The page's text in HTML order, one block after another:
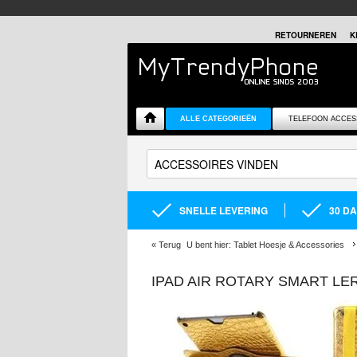
RETOURNEREN
ALLE CATEGORIEËN TELEFOON
SNELLE LEVERING 30
« Terug U bent hier: Tablet Hoesje & Accessories
IPAD AIR ROTARY SMART